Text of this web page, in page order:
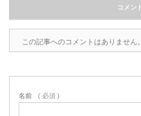
コメン
この記事へのコメントはありません。
名前 ( 必須 )